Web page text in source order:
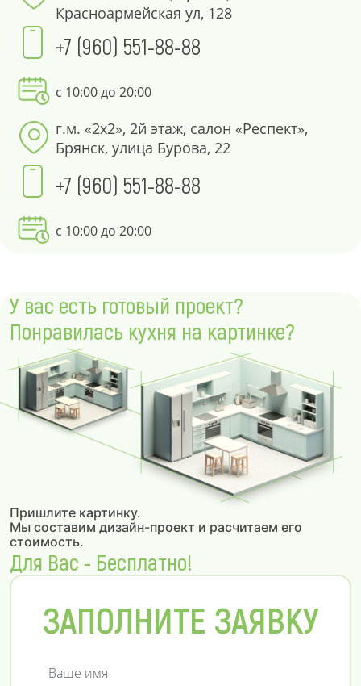
Красноармейская ул, 128
+7 (960) 551-88-88
с 10:00 до 20:00
г.м. «2х2», 2й этаж, салон «Респект»,
Брянск, улица Бурова, 22
+7 (960) 551-88-88
с 10:00 до 20:00
У вас есть готовый проект?
Понравилась кухня на картинке?
Пришлите картинку.
Мы составим дизайн-проект и расчитаем его
стоимость.
Для Вас - Бесплатно!
ЗАПОЛНИТЕ ЗАЯВКУ